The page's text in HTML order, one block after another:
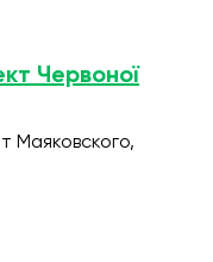
Червоної
Маяковского,